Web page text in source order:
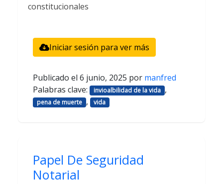
constitucionales
Iniciar sesión para ver más
Publicado el 6 junio, 2025 por manfred
Palabras clave:
invioalbilidad de la vida ,
pena de muerte , vida
Papel De Seguridad
Notarial